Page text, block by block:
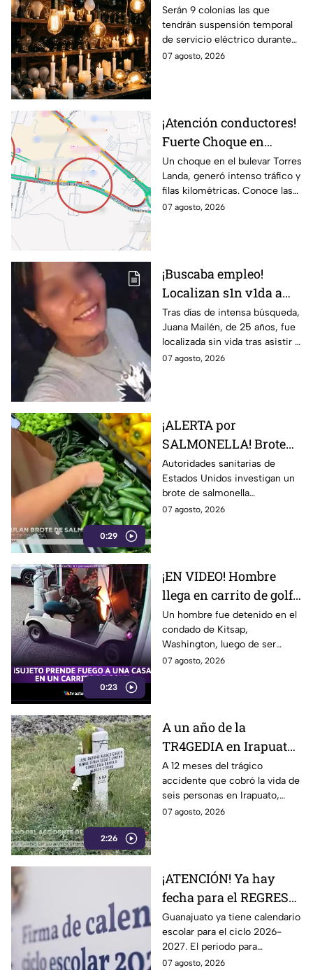
suspensión de luz por 8
horas hoy viernes 7 y
mañana sábado 8 de
agosto en 9 sitios
Serán 9 colonias las que
tendrán suspensión temporal
de servicio eléctrico durante
ocho horas este viernes 7 y
07 agosto, 2026
¡Atención conductores!
Fuerte Choque en
Torres Landa provoca
filas kilométricas a esta
altura
Un choque en el bulevar Torres
Landa, generó intenso tráfico y
filas kilométricas. Conoce las
vías alternas.
07 agosto, 2026
¡Buscaba empleo!
Localizan s1n v1da a
joven de 25 años que
acudió a entrevista de
trabajo falsa
Tras días de intensa búsqueda,
Juana Mailén, de 25 años, fue
localizada sin vida tras asistir a
una supuesta oferta laboral en
07 agosto, 2026
0:29
¡ALERTA por
SALMONELLA! Brote
ligado a CHILES
jalapeños ya afecta a 27
estados
Autoridades sanitarias de
Estados Unidos investigan un
brote de salmonella
relacionado con chiles
07 agosto, 2026
0:23
¡EN VIDEO! Hombre
llega en carrito de golf
con un perro y termina
DESATANDO inc3ndio
en una casa
Un hombre fue detenido en el
condado de Kitsap,
Washington, luego de ser
señalado como presunto
07 agosto, 2026
2:26
A un año de la
TR4GEDIA en Irapuato:
así luce hoy el lugar
donde MURI3RON seis
personas arroll4das
por el tren
A 12 meses del trágico
accidente que cobró la vida de
seis personas en Irapuato,
flores, veladoras y murales
07 agosto, 2026
¡ATENCIÓN! Ya hay
fecha para el REGRESO
A CLASES en
Guanajuato: esto marca
el calendario 2026-
Guanajuato ya tiene calendario
escolar para el ciclo 2026-
2027. El periodo para
Preescolar, primaria y
07 agosto, 2026